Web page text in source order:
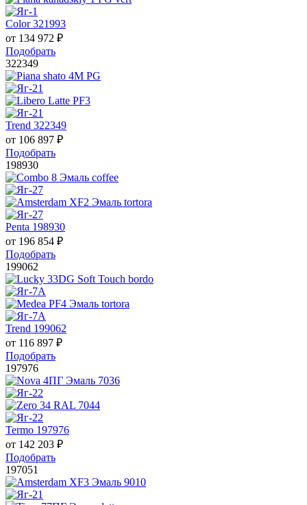
Color 321993
от 134 972 ₽
Подобрать
322349
Trend 322349
от 106 897 ₽
Подобрать
198930
Penta 198930
от 196 854 ₽
Подобрать
199062
Trend 199062
от 116 897 ₽
Подобрать
197976
Termo 197976
от 142 203 ₽
Подобрать
197051